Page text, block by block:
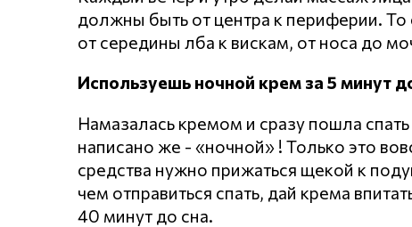
должны быть от центра к периферии. То
от середины лба к вискам, от носа до
Используешь ночной крем за 5 минут
Намазалась кремом и сразу пошла
написано же - «ночной» ! Только это
средства нужно прижаться щекой к
чем отправиться спать, дай крема
40 минут до сна.